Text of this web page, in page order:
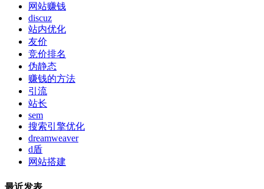
网站赚钱
discuz
站内优化
友价
竞价排名
伪静态
赚钱的方法
引流
站长
sem
搜索引擎优化
dreamweaver
d盾
网站搭建
最近发表